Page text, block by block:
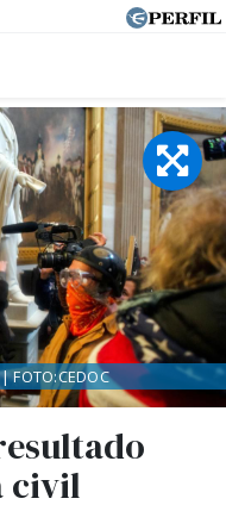
civil
FOTO:CEDOC